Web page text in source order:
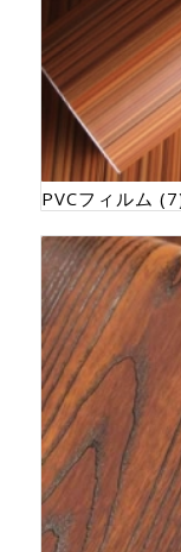
PVCフィルム